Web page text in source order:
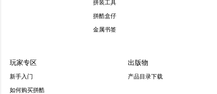
拼装工具
拼酷盒仔
金属书签
玩家专区
新手入门
如何购买拼酷
出版物
产品目录下载